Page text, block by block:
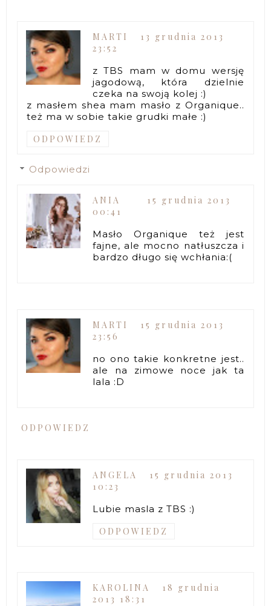
MARTI
13 grudnia 2013
23:52
z TBS mam w domu wersję
jagodową, która dzielnie
czeka na swoją kolej :)
z masłem shea mam masło z Organique..
też ma w sobie takie grudki małe :)
ODPOWIEDZ
Odpowiedzi
ANIA
15 grudnia 2013
00:41
Masło Organique też jest
fajne, ale mocno natłuszcza i
bardzo długo się wchłania:(
MARTI
15 grudnia 2013
23:56
no ono takie konkretne jest..
ale na zimowe noce jak ta
lala :D
ODPOWIEDZ
ANGELA
15 grudnia 2013
10:23
Lubie masla z TBS :)
ODPOWIEDZ
KAROLINA
18 grudnia
2013 18:31